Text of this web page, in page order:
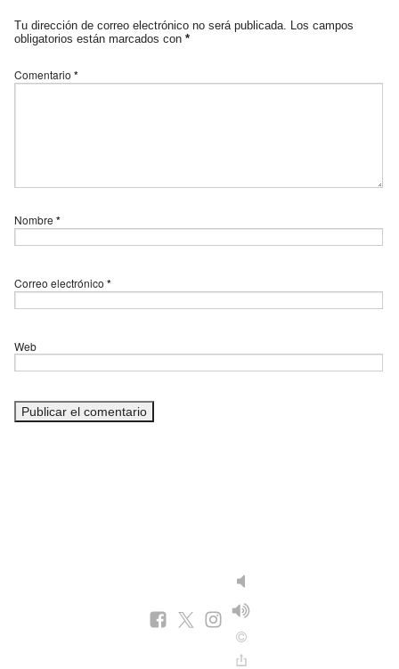
Tu dirección de correo electrónico no será publicada. Los campos
obligatorios están marcados con *
Comentario *
Nombre *
Correo electrónico *
Web